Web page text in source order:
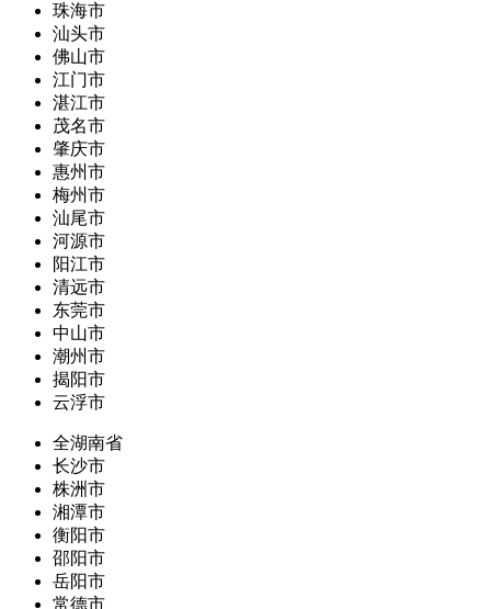
珠海市
汕头市
佛山市
江门市
湛江市
茂名市
肇庆市
惠州市
梅州市
汕尾市
河源市
阳江市
清远市
东莞市
中山市
潮州市
揭阳市
云浮市
全湖南省
长沙市
株洲市
湘潭市
衡阳市
邵阳市
岳阳市
常德市